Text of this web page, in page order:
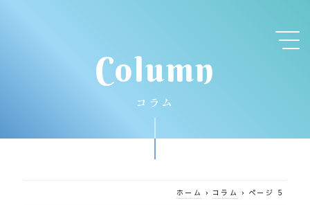
Column
コラム
ホーム › コラム › ページ 5